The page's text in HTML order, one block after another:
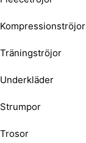
Kompressionströjor
Träningströjor
Underkläder
Strumpor
Trosor